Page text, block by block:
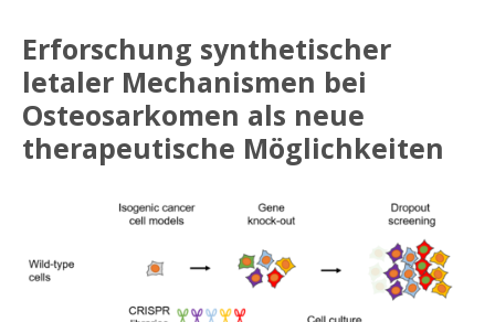
Erforschung synthetischer
letaler Mechanismen bei
Osteosarkomen als neue
therapeutische Möglichkeiten